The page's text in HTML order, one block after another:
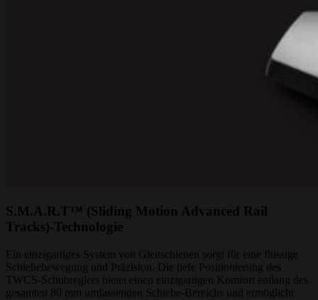
S.M.A.R.T™ (Sliding Motion Advanced Rail
Tracks)-Technologie
Ein einzigartiges System von Gleitschienen sorgt für eine flüssige
Schiebebewegung und Präzision. Die tiefe Positionierung des
TWCS-Schubreglers bietet einen einzigartigen Komfort entlang des
gesamten 80 mm umfassenden Schiebe-Bereichs und ermöglicht